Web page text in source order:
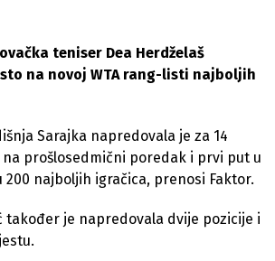
teniser Dea Herdželaš
na novoj WTA rang-listi najboljih
Sarajka napredovala je za 14
na prošlosedmični poredak i prvi put u
200 najboljih igračica, prenosi Faktor.
također je napredovala dvije pozicije i